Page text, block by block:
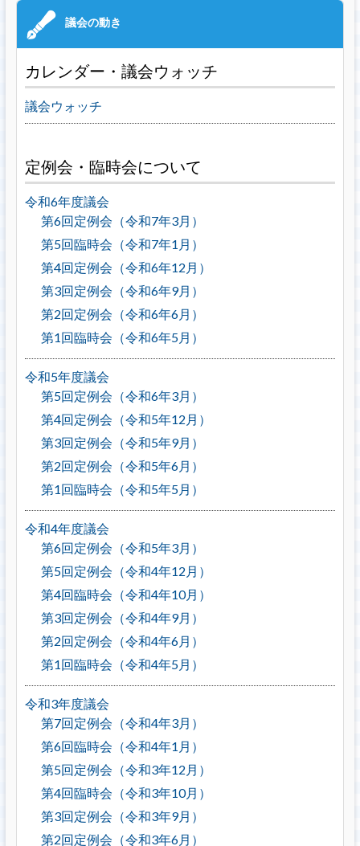
カレンダー・議会ウォッチ
議会ウォッチ
定例会・臨時会について
令和6年度議会
第6回定例会（令和7年3月）
第5回臨時会（令和7年1月）
第4回定例会（令和6年12月）
第3回定例会（令和6年9月）
第2回定例会（令和6年6月）
第1回臨時会（令和6年5月）
令和5年度議会
第5回定例会（令和6年3月）
第4回定例会（令和5年12月）
第3回定例会（令和5年9月）
第2回定例会（令和5年6月）
第1回臨時会（令和5年5月）
令和4年度議会
第6回定例会（令和5年3月）
第5回定例会（令和4年12月）
第4回臨時会（令和4年10月）
第3回定例会（令和4年9月）
第2回定例会（令和4年6月）
第1回臨時会（令和4年5月）
令和3年度議会
第7回定例会（令和4年3月）
第6回臨時会（令和4年1月）
第5回定例会（令和3年12月）
第4回臨時会（令和3年10月）
第3回定例会（令和3年9月）
第2回定例会（令和3年6月）